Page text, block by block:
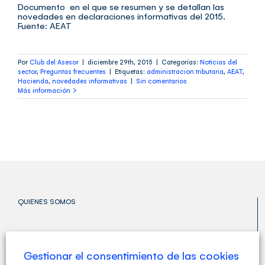
Documento en el que se resumen y se detallan las
novedades en declaraciones informativas del 2015.
Fuente: AEAT
Por Club del Asesor | diciembre 29th, 2015 | Categorías: Noticias del
sector, Preguntas frecuentes | Etiquetas: administracion tributaria, AEAT,
Hacienda, novedades informativas | Sin comentarios
Más información
QUIENES SOMOS
Gestionar el consentimiento de las cookies